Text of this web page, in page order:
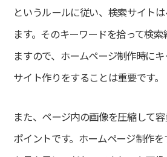
というルールに従い、検索サイト
ます。そのキーワードを拾って検
ますので、ホームページ制作時に
サイト作りをすることは重要です。
また、ページ内の画像を圧縮して
ポイントです。ホームページ制作